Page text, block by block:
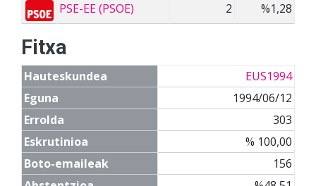
PSE-EE (PSOE)
2 %1,28
Fitxa
Hauteskundea
EUS1994
Eguna
1994/06/12
Errolda
303
Eskrutinioa
% 100,00
Boto-emaileak
156